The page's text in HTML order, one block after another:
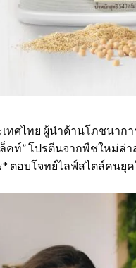
ทศไทย ผู้นำด้านโภชนาก
คท์” โปรตีนจากพืชใหม่ล่
ตอบโจทย์ไลฟ์สไตล์คนยุ